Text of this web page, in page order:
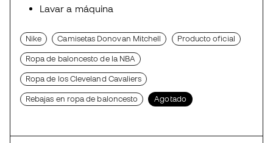
Lavar a máquina
Nike Camisetas Donovan Mitchell Producto oficial
Ropa de baloncesto de la NBA
Ropa de los Cleveland Cavaliers
Rebajas en ropa de baloncesto Agotado